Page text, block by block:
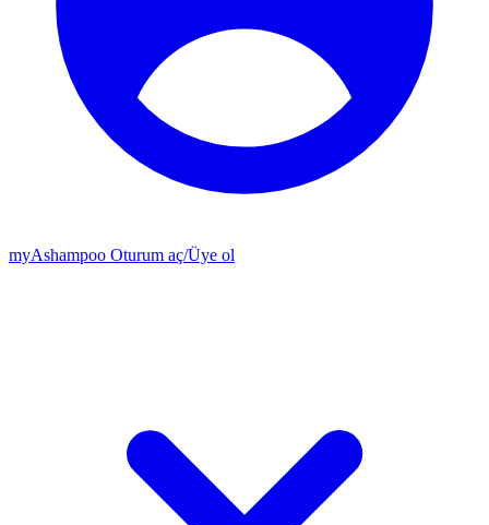
myAshampoo Oturum aç/Üye ol